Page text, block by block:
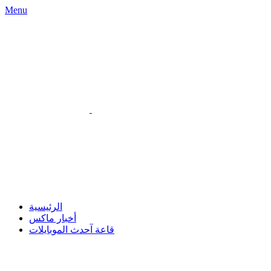
Menu
الرئيسية
أخبار ماكس
قاعة آحدث الموبايلات